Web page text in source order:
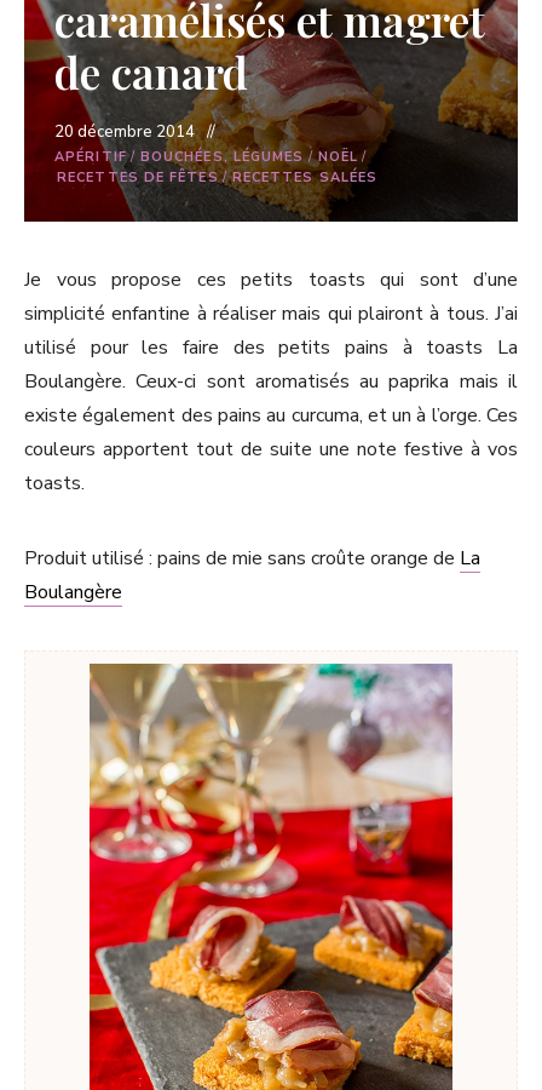
caramélisés et magret
de canard
20 décembre 2014
APÉRITIF/ BOUCHÉES, LÉGUMES/NOËL /
RECETTES DE FÊTES/RECETTES SALÉES
Je vous propose ces petits toasts qui sont d’une
simplicité enfantine à réaliser mais qui plairont à tous. J’ai
utilisé pour les faire des petits pains à toasts La
Boulangère. Ceux-ci sont aromatisés au paprika mais il
existe également des pains au curcuma, et un à l’orge. Ces
couleurs apportent tout de suite une note festive à vos
toasts.
Produit utilisé : pains de mie sans croûte orange de La
Boulangère